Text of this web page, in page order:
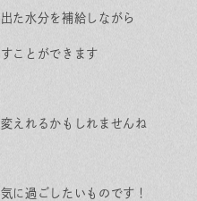
た水分を補給しながら
ことができます
えれるかもしれませんね
に過ごしたいものです！